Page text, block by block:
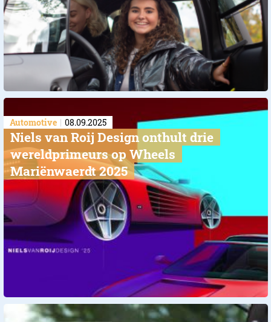
Automotive 08.09.2025
Niels van Roij Design onthult drie
wereldprimeurs op Wheels
Mariënwaerdt 2025